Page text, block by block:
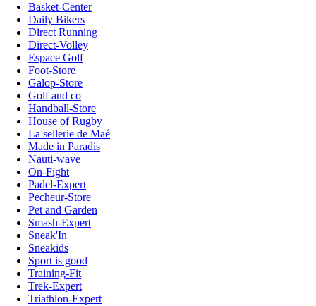
Basket-Center
Daily Bikers
Direct Running
Direct-Volley
Espace Golf
Foot-Store
Galop-Store
Golf and co
Handball-Store
House of Rugby
La sellerie de Maé
Made in Paradis
Nauti-wave
On-Fight
Padel-Expert
Pecheur-Store
Pet and Garden
Smash-Expert
Sneak'In
Sneakids
Sport is good
Training-Fit
Trek-Expert
Triathlon-Expert